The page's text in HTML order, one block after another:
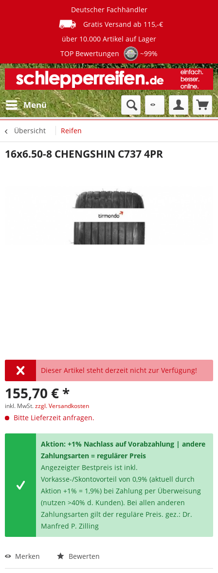
Deutscher Fachhändler
Gratis Versand ab 115,-€
über 10.000 Artikel auf Lager
TOP Bewertungen
~99%
Menü
Übersicht Reifen
16x6.50-8 CHENGSHIN C737 4PR
Dieser Artikel steht derzeit nicht zur Verfügung!
155,70 € *
inkl. MwSt.zzgl. Versandkosten
Bitte Lieferzeit anfragen.
Aktion: +1% Nachlass auf Vorabzahlung | andere
Zahlungsarten = regulärer Preis
Angezeigter Bestpreis ist inkl.
Vorkasse-/Skontovorteil von 0,9% (aktuell durch
Aktion +1% = 1,9%) bei Zahlung per Überweisung
(nutzen >40% d. Kunden). Bei allen anderen
Zahlungsarten gilt der reguläre Preis. gez.: Dr.
Manfred P. Zilling
Merken Bewerten